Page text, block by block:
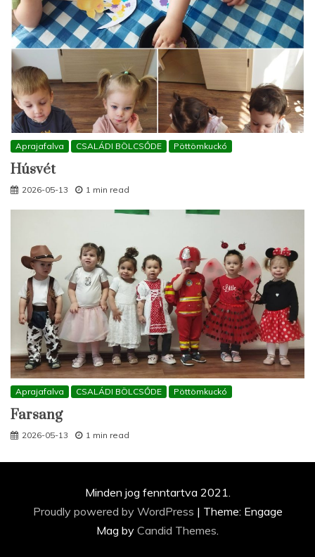
Aprajafalva CSALÁDI BÖLCSŐDE Pöttömkuckó
Húsvét
2026-05-13 1 min read
Aprajafalva CSALÁDI BÖLCSŐDE Pöttömkuckó
Farsang
2026-05-13 1 min read
Minden jog fenntartva 2021.
Proudly powered by WordPress | Theme: Engage
Mag by Candid Themes.